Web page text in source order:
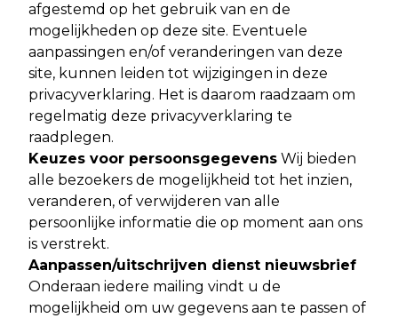
afgestemd op het gebruik van en de
mogelijkheden op deze site. Eventuele
aanpassingen en/of veranderingen van deze
site, kunnen leiden tot wijzigingen in deze
privacyverklaring. Het is daarom raadzaam om
regelmatig deze privacyverklaring te
raadplegen.
Keuzes voor persoonsgegevens Wij bieden
alle bezoekers de mogelijkheid tot het inzien,
veranderen, of verwijderen van alle
persoonlijke informatie die op moment aan ons
is verstrekt.
Aanpassen/uitschrijven dienst nieuwsbrief
Onderaan iedere mailing vindt u de
mogelijkheid om uw gegevens aan te passen of